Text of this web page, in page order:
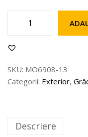
SKU: MO6908-13
Categorii: Exterior,
Descriere